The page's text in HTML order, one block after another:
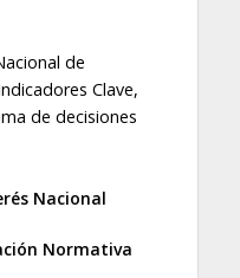
de
Clave,
de decisiones
Nacional
Normativa